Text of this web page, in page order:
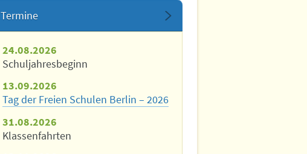
Termine
24.08.2026
Schuljahresbeginn
13.09.2026
Tag der Freien Schulen Berlin – 2026
31.08.2026
Klassenfahrten